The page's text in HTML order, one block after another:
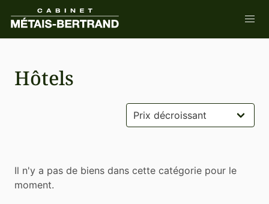
Hôtels
Il n'y a pas de biens dans cette catégorie pour le
moment.